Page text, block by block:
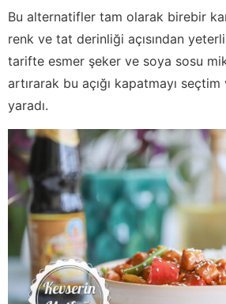
Bu alternatifler tam olarak birebir
renk ve tat derinliği açısından
tarifte esmer şeker ve soya sosu
artırarak bu açığı kapatmayı
yaradı.